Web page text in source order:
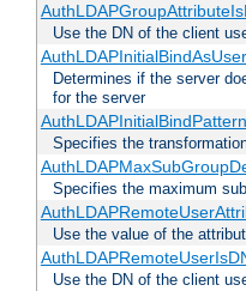
Use the DN of the client
Determines if the server
for the server
AuthLDAPInitialBindPattern
Specifies the
Specifies the maximum
Use the value of the
Use the DN of the client